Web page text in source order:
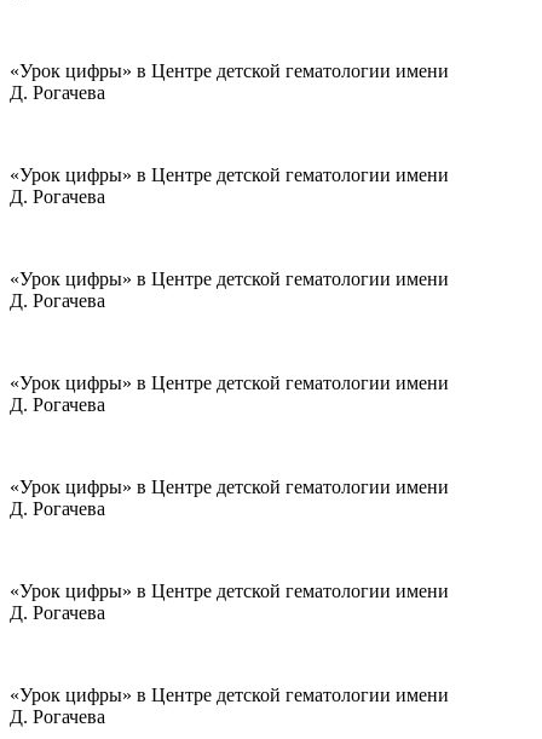
«Урок цифры» в Центре детской гематологии имени
Д. Рогачева
«Урок цифры» в Центре детской гематологии имени
Д. Рогачева
«Урок цифры» в Центре детской гематологии имени
Д. Рогачева
«Урок цифры» в Центре детской гематологии имени
Д. Рогачева
«Урок цифры» в Центре детской гематологии имени
Д. Рогачева
«Урок цифры» в Центре детской гематологии имени
Д. Рогачева
«Урок цифры» в Центре детской гематологии имени
Д. Рогачева